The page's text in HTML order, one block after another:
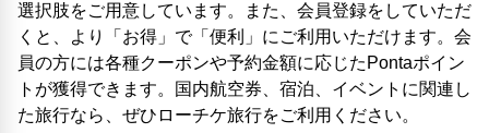
選択肢をご用意しています。また、会員登録をしていただ
くと、より「お得」で「便利」にご利用いただけます。会
員の方には各種クーポンや予約金額に応じたPontaポイン
トが獲得できます。国内航空券、宿泊、イベントに関連し
た旅行なら、ぜひローチケ旅行をご利用ください。